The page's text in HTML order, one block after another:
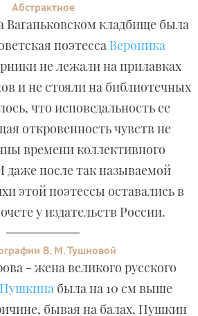
Абстрактное
Ваганьковском кладбище была
поэтесса Вероника
не лежали на прилавках
и не стояли на библиотечных
что исповедальность ее
откровенность чувств не
времени коллективного
даже после так называемой
этой поэтессы оставались в
у издательств России.
В. М. Тушновой
- жена великого русского
была на 10 см выше
бывая на балах, Пушкин